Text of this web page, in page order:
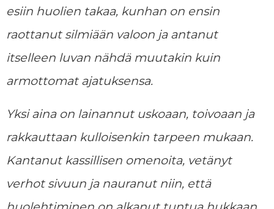
esiin huolien takaa, kunhan on ensin
raottanut silmiään valoon ja antanut
itselleen luvan nähdä muutakin kuin
armottomat ajatuksensa.
Yksi aina on lainannut uskoaan, toivoaan ja
rakkauttaan kulloisenkin tarpeen mukaan.
Kantanut kassillisen omenoita, vetänyt
verhot sivuun ja nauranut niin, että